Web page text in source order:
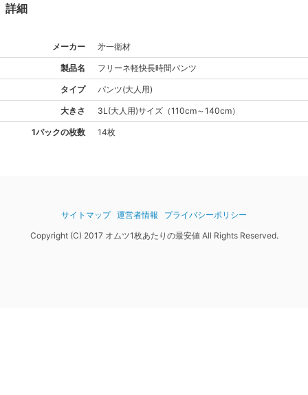
詳細
メーカー 㐧一衛材
製品名 フリーネ軽快長時間パンツ
タイプ パンツ(大人用)
大きさ 3L(大人用)サイズ （110cm～140cm）
1パックの枚数 14枚
サイトマップ 運営者情報
プライバシーポリシー
Copyright (C) 2017 オムツ1枚あたりの最安値 All Rights Reserved.